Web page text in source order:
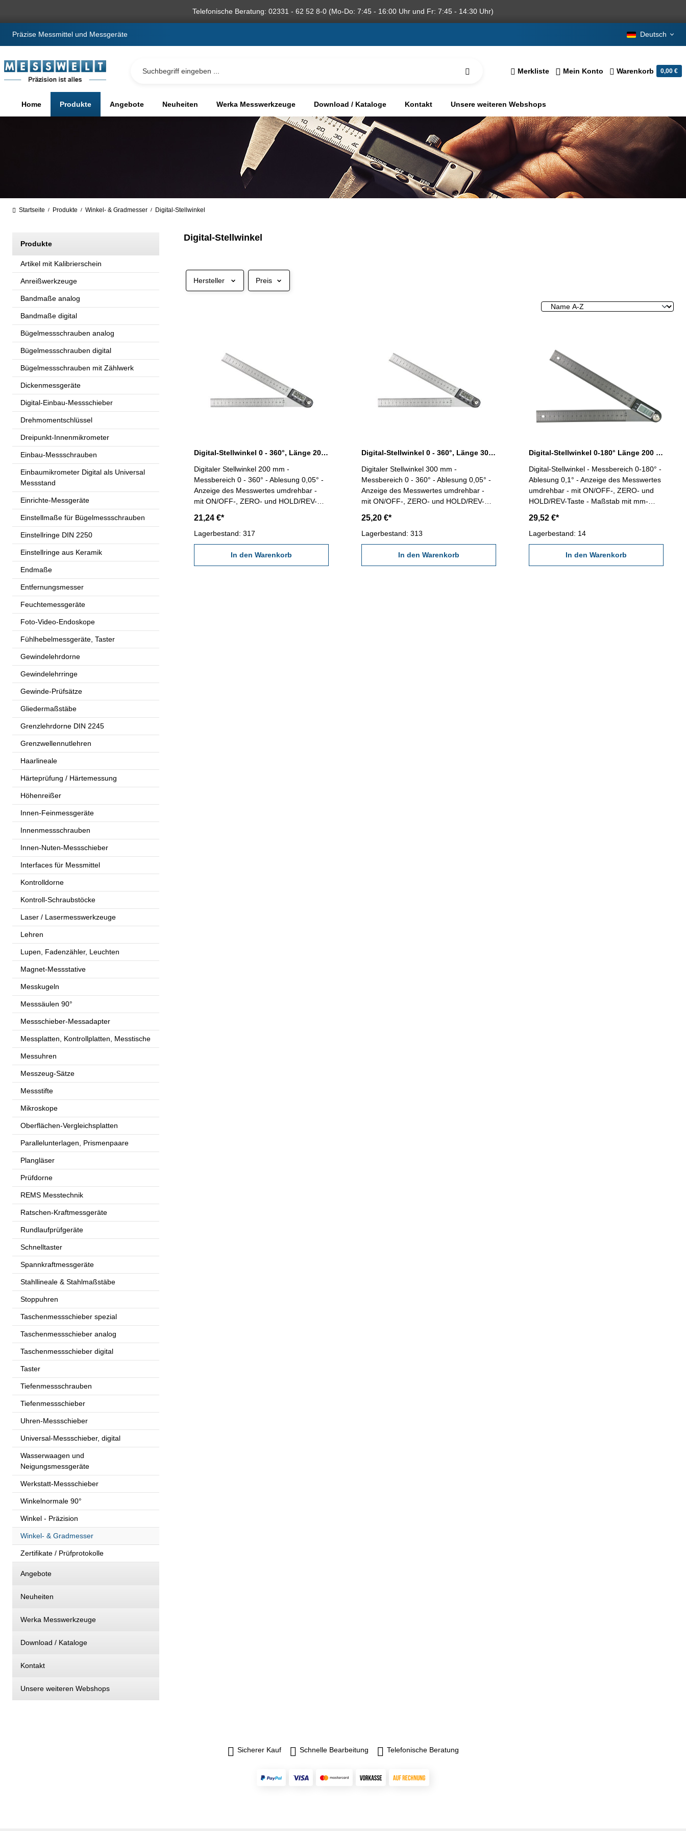
Telefonische Beratung: 02331 - 62 52 8-0 (Mo-Do: 7:45 - 16:00 Uhr und Fr: 7:45 - 14:30 Uhr)
Präzise Messmittel und Messgeräte Deutsch
Merkliste Mein Konto Warenkorb 0,00 €
Home Produkte Angebote Neuheiten Werka Messwerkzeuge Download / Kataloge Kontakt Unsere weiteren Webshops
Startseite / Produkte / Winkel- & Gradmesser / Digital-Stellwinkel
Produkte
Artikel mit Kalibrierschein
Anreißwerkzeuge
Bandmaße analog
Bandmaße digital
Bügelmessschrauben analog
Bügelmessschrauben digital
Bügelmessschrauben mit Zählwerk
Dickenmessgeräte
Digital-Einbau-Messschieber
Drehmomentschlüssel
Dreipunkt-Innenmikrometer
Einbau-Messschrauben
Einbaumikrometer Digital als Universal
Messstand
Einrichte-Messgeräte
Einstellmaße für Bügelmessschrauben
Einstellringe DIN 2250
Einstellringe aus Keramik
Endmaße
Entfernungsmesser
Feuchtemessgeräte
Foto-Video-Endoskope
Fühlhebelmessgeräte, Taster
Gewindelehrdorne
Gewindelehrringe
Gewinde-Prüfsätze
Gliedermaßstäbe
Grenzlehrdorne DIN 2245
Grenzwellennutlehren
Haarlineale
Härteprüfung / Härtemessung
Höhenreißer
Innen-Feinmessgeräte
Innenmessschrauben
Innen-Nuten-Messschieber
Interfaces für Messmittel
Kontrolldorne
Kontroll-Schraubstöcke
Laser / Lasermesswerkzeuge
Lehren
Lupen, Fadenzähler, Leuchten
Magnet-Messstative
Messkugeln
Messsäulen 90°
Messschieber-Messadapter
Messplatten, Kontrollplatten, Messtische
Messuhren
Messzeug-Sätze
Messstifte
Mikroskope
Oberflächen-Vergleichsplatten
Parallelunterlagen, Prismenpaare
Plangläser
Prüfdorne
REMS Messtechnik
Ratschen-Kraftmessgeräte
Rundlaufprüfgeräte
Schnelltaster
Spannkraftmessgeräte
Stahllineale & Stahlmaßstäbe
Stoppuhren
Taschenmessschieber spezial
Taschenmessschieber analog
Taschenmessschieber digital
Taster
Tiefenmessschrauben
Tiefenmessschieber
Uhren-Messschieber
Universal-Messschieber, digital
Wasserwaagen und
Neigungsmessgeräte
Werkstatt-Messschieber
Winkelnormale 90°
Winkel - Präzision
Winkel- & Gradmesser
Zertifikate / Prüfprotokolle
Angebote
Neuheiten
Werka Messwerkzeuge
Download / Kataloge
Kontakt
Unsere weiteren Webshops
Digital-Stellwinkel
Hersteller Preis
Digital-Stellwinkel 0 - 360°, Länge 200 mm
Digitaler Stellwinkel 200 mm -
Messbereich 0 - 360° - Ablesung 0,05° -
Anzeige des Messwertes umdrehbar -
mit ON/OFF-, ZERO- und HOLD/REV-
21,24 €*
Lagerbestand: 317
In den Warenkorb
Digital-Stellwinkel 0 - 360°, Länge 300 mm
Digitaler Stellwinkel 300 mm -
Messbereich 0 - 360° - Ablesung 0,05° -
Anzeige des Messwertes umdrehbar -
mit ON/OFF-, ZERO- und HOLD/REV-
25,20 €*
Lagerbestand: 313
In den Warenkorb
Digital-Stellwinkel 0-180° Länge 200 mm
Digital-Stellwinkel - Messbereich 0-180° -
Ablesung 0,1° - Anzeige des Messwertes
umdrehbar - mit ON/OFF-, ZERO- und
HOLD/REV-Taste - Maßstab mit mm-
Länge 200 mm
29,52 €*
Lagerbestand: 14
In den Warenkorb
Sicherer Kauf Schnelle Bearbeitung Telefonische Beratung